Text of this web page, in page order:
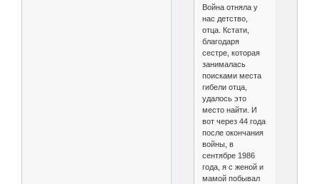
Война отняла у
нас детство,
отца. Кстати,
благодаря
сестре, которая
занималась
поисками места
гибели отца,
удалось это
место найти. И
вот через 44 года
после окончания
войны, в
сентябре 1986
года, я с женой и
мамой побывал